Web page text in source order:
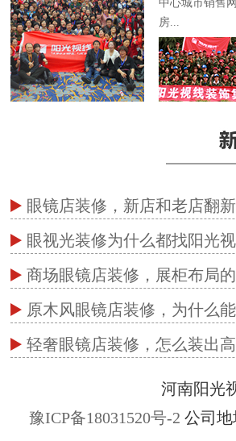
中心城市销售
房...
眼镜店装修，新店和老店翻
眼视光装修为什么都找阳光
商场眼镜店装修，展柜布局
原木风眼镜店装修，为什么
轻奢眼镜店装修，怎么装出
河南阳光
豫ICP备18031520号-2 公司